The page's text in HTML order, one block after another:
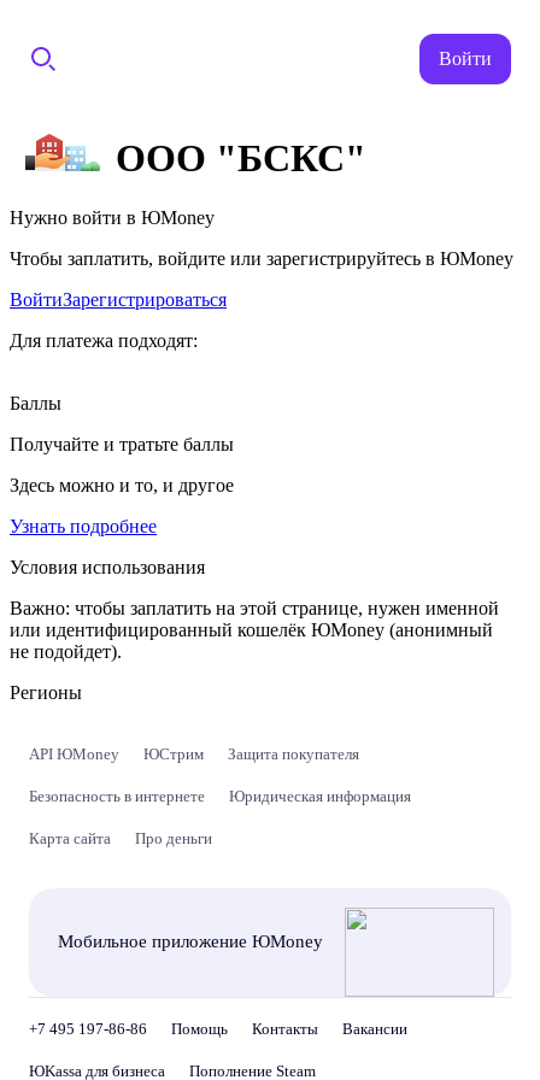
Войти
ООО "БСКС"
Нужно войти в ЮMoney
Чтобы заплатить, войдите или зарегистрируйтесь в ЮMoney
ВойтиЗарегистрироваться
Для платежа подходят:
Баллы
Получайте и тратьте баллы
Здесь можно и то, и другое
Узнать подробнее
Условия использования
Важно: чтобы заплатить на этой странице, нужен именной
или идентифицированный кошелёк ЮMoney (анонимный
не подойдет).
Регионы
API ЮMoney ЮСтрим Защита покупателя
Безопасность в интернете Юридическая информация
Карта сайта Про деньги
Мобильное приложение ЮMoney
+7 495 197-86-86 Помощь Контакты Вакансии
ЮKassa для бизнеса Пополнение Steam